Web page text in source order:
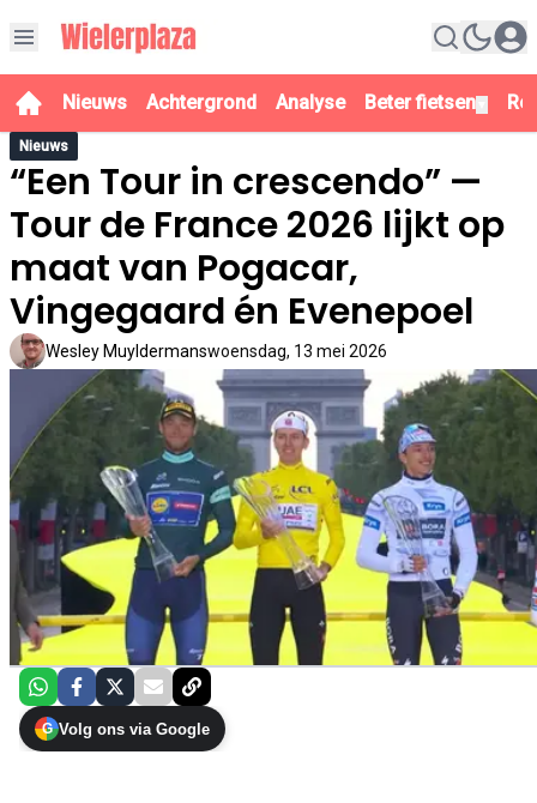
Nieuws Achtergrond Analyse Beter fietsen
Nieuws
“Een Tour in crescendo” —
Tour de France 2026 lijkt op
maat van Pogacar,
Vingegaard én Evenepoel
Wesley Muyldermanswoensdag, 13 mei 2026
G Volg ons via Google